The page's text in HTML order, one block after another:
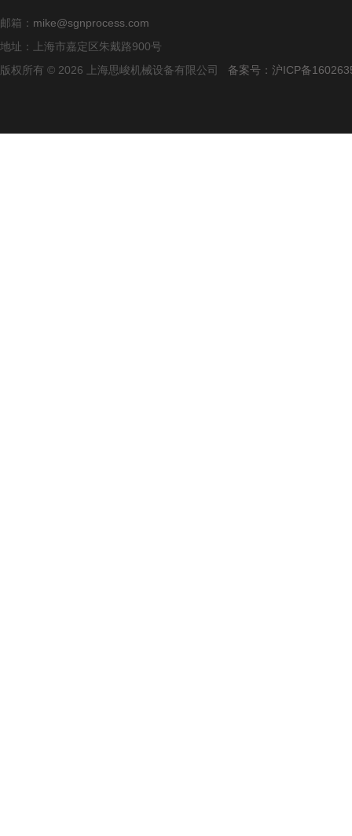
邮箱： mike@sgnprocess.com
地址：上海市嘉定区朱戴路900号
版权所有 © 2026 上海思峻机械设备有限公司 备案号：沪ICP备